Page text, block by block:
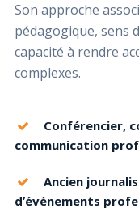
Son approche
pédagogique, sens
capacité à rendre
complexes.
Conférencier,
communication
Ancien
d’événements